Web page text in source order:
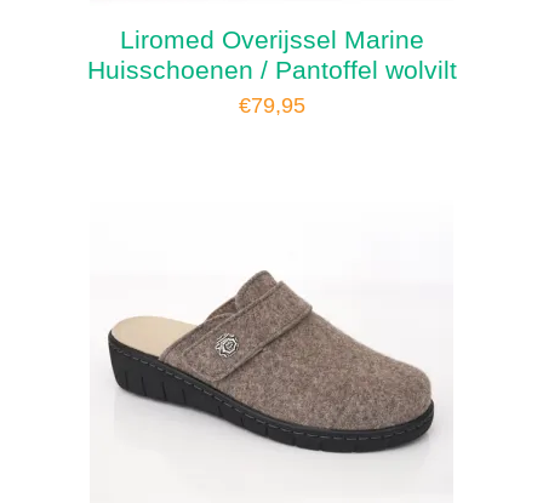
Liromed Overijssel Marine
Huisschoenen / Pantoffel wolvilt
€79,95